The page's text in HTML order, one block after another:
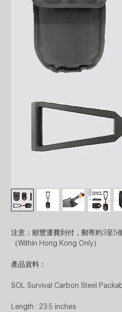
注意：順豐運費到付，郵寄約3至5
（Within Hong Kong Only）
產品資料：
SOL Survival Carbon Steel
Length : 23.5 inches